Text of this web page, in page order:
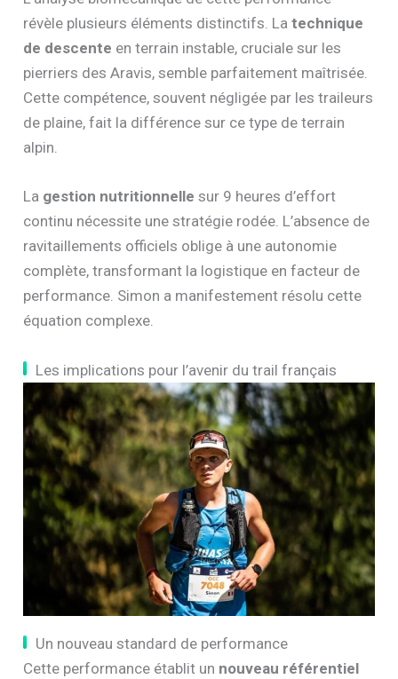
révèle plusieurs éléments distinctifs. Latechnique
de descente en terrain instable, cruciale sur les
pierriers des Aravis, semble parfaitement maîtrisée.
Cette compétence, souvent négligée par les traileurs
de plaine, fait la différence sur ce type de terrain
alpin.
La gestion nutritionnelle sur 9 heures d’effort
continu nécessite une stratégie rodée. L’absence de
ravitaillements officiels oblige à une autonomie
complète, transformant la logistique en facteur de
performance. Simon a manifestement résolu cette
équation complexe.
Les implications pour l’avenir du trail français
Un nouveau standard de performance
Cette performance établit un nouveau référentiel